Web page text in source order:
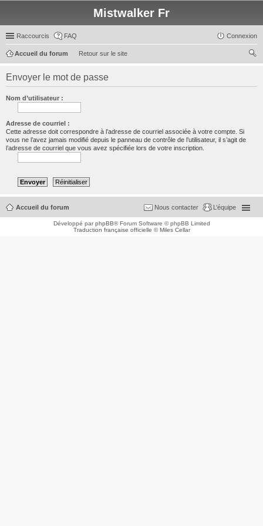
Mistwalker Fr
Raccourcis FAQ Connexion
Retour sur le site
Accueil du forum
Envoyer le mot de passe
Nom d’utilisateur :
Adresse de courriel :
Cette adresse doit correspondre à l’adresse de courriel associée à votre compte. Si
vous ne l’avez jamais modifié depuis le panneau de contrôle de l’utilisateur, il s’agit de
l’adresse de courriel que vous avez spécifiée lors de votre inscription.
Accueil du forum L’équipe
Nous contacter
Développé parphpBB® Forum Software © phpBB Limited
Traduction française officielle ©Miles Cellar